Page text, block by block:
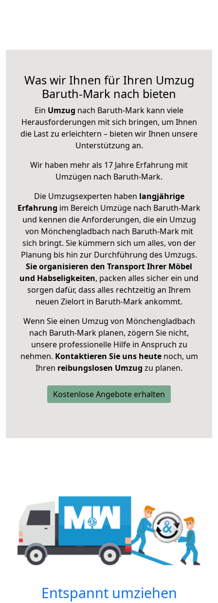
Was wir Ihnen für Ihren Umzug
Baruth-Mark nach bieten
Ein Umzug nach Baruth-Mark kann viele
Herausforderungen mit sich bringen, um Ihnen
die Last zu erleichtern – bieten wir Ihnen unsere
Unterstützung an.
Wir haben mehr als 17 Jahre Erfahrung mit
Umzügen nach Baruth-Mark.
Die Umzugsexperten haben langjährige
Erfahrung im Bereich Umzüge nach Baruth-Mark
und kennen die Anforderungen, die ein Umzug
von Mönchengladbach nach Baruth-Mark mit
sich bringt. Sie kümmern sich um alles, von der
Planung bis hin zur Durchführung des Umzugs.
Sie organisieren den Transport Ihrer Möbel
und Habseligkeiten, packen alles sicher ein und
sorgen dafür, dass alles rechtzeitig an Ihrem
neuen Zielort in Baruth-Mark ankommt.
Wenn Sie einen Umzug von Mönchengladbach
nach Baruth-Mark planen, zögern Sie nicht,
unsere professionelle Hilfe in Anspruch zu
nehmen. Kontaktieren Sie uns heutenoch, um
Ihren reibungslosen Umzug zu planen.
Kostenlose Angebote erhalten
Entspannt umziehen